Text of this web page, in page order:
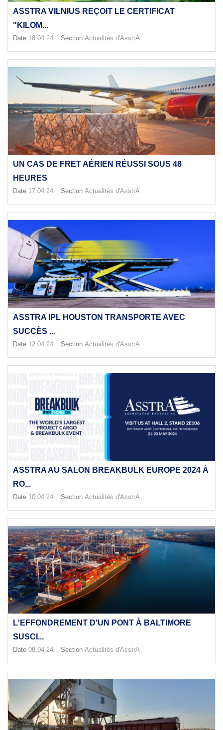
ASSTRA VILNIUS REÇOIT LE CERTIFICAT
"KILOM...
Date 18.04.24 Section Actualités d'AsstrA
UN CAS DE FRET AÉRIEN RÉUSSI SOUS 48
HEURES
Date 17.04.24 Section Actualités d'AsstrA
ASSTRA IPL HOUSTON TRANSPORTE AVEC
SUCCÈS ...
Date 12.04.24 Section Actualités d'AsstrA
ASSTRA AU SALON BREAKBULK EUROPE 2024 À
RO...
Date 10.04.24 Section Actualités d'AsstrA
L'EFFONDREMENT D'UN PONT À BALTIMORE
SUSCI...
Date 08.04.24 Section Actualités d'AsstrA